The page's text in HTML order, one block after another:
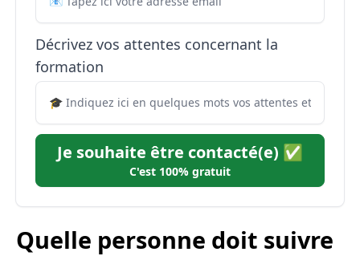
Décrivez vos attentes concernant la
formation
Je souhaite être contacté(e) ✅
C'est 100% gratuit
Quelle personne doit suivre